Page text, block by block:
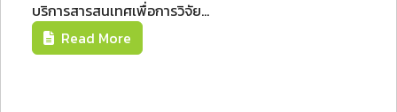
บริการสารสนเทศเพื่อการวิจัย...
Read More